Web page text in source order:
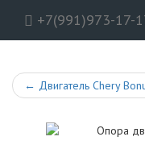
+7(991)973-17-
← Двигатель Chery